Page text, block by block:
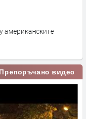
американските
Препоръчано видео